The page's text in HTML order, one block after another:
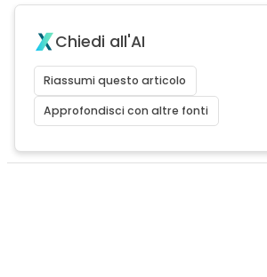
Chiedi all'AI
Riassumi questo articolo
Approfondisci con altre fonti